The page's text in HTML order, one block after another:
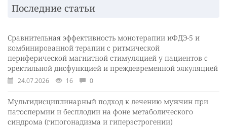
Последние статьи
Сравнительная эффективность монотерапии иФДЭ-5 и
комбинированной терапии с ритмической
периферической магнитной стимуляцией у пациентов с
эректильной дисфункцией и преждевременной эякуляцией
24.07.2026 16 0
Мультидисциплинарный подход к лечению мужчин при
патоспермии и бесплодии на фоне метаболического
синдрома (гипогонадизма и гиперэстрогении)